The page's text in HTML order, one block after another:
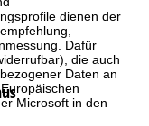
dienen der
Dafür
die auch
Daten an
Microsoft in den